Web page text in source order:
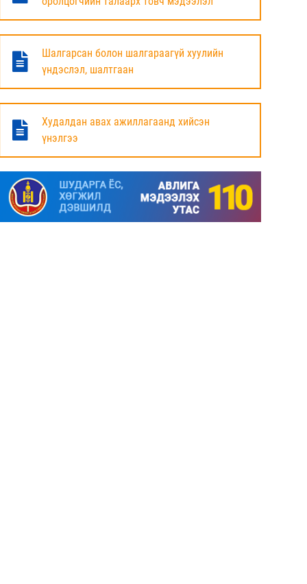
ХҮЛЭЭЛЦЭЖ БАЙНА
6 сар
МАЛ ТООЛЛОГЫН НЭГДСЭН ДҮНГ
ТАНИЛЦУУЛЛАА.
6 сар
НИЙСЛЭЛИЙН ИРГЭДИЙН
ТӨЛӨӨЛӨГЧДИЙН ХУРЛЫН ДАРГА, ЗАСАГ
ДАРГА НАРТАЙ ЦАХИМ УУЛЗАЛТ ХИЙЖ
БАЙНА
Шалгарсан болон шалгараагүй хуулийн
үндэслэл, шалтгаан
Худалдан авах ажиллагаанд хийсэн
үнэлгээ